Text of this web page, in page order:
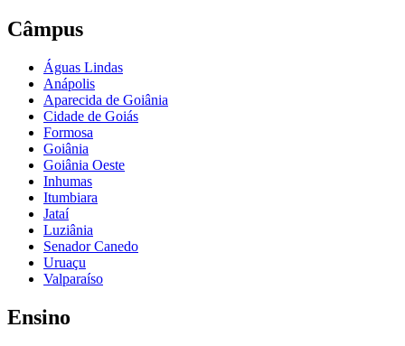
Câmpus
Águas Lindas
Anápolis
Aparecida de Goiânia
Cidade de Goiás
Formosa
Goiânia
Goiânia Oeste
Inhumas
Itumbiara
Jataí
Luziânia
Senador Canedo
Uruaçu
Valparaíso
Ensino